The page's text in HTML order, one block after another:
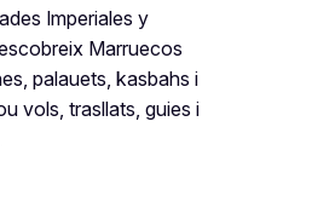
Imperiales y
Marruecos
palauets, kasbahs i
vols, trasllats, guies i